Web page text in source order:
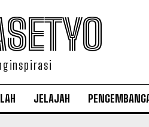
JELAJAH